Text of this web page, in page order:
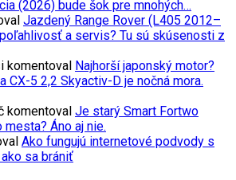
(2026) bude šok pre mnohých…
Jazdený Range Rover (L405 2012–
a servis? Tu sú skúsenosti z
komentoval Najhorší japonský motor?
CX-5 2,2 Skyactiv-D je nočná mora.
komentoval Je starý Smart Fortwo
mesta? Áno aj nie.
Ako fungujú internetové podvody s
sa brániť